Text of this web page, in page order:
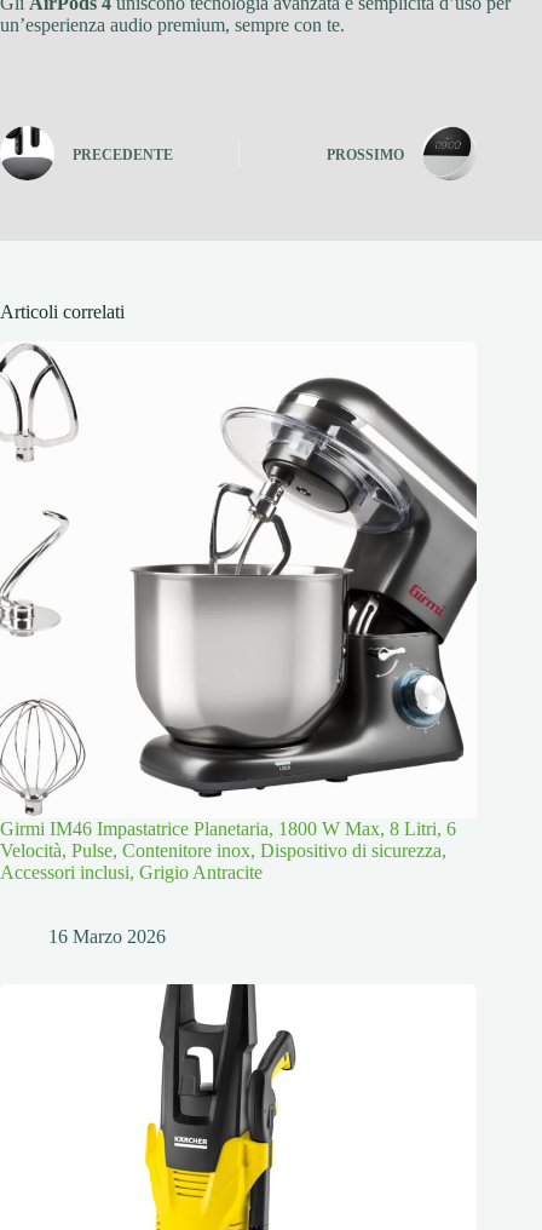
un’esperienza audio premium, sempre con te.
PRECEDENTE PROSSIMO
Articoli correlati
Girmi IM46 Impastatrice Planetaria, 1800 W Max, 8 Litri, 6
Velocità, Pulse, Contenitore inox, Dispositivo di sicurezza,
Accessori inclusi, Grigio Antracite
16 Marzo 2026